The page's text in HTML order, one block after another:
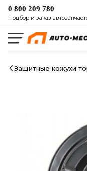
0 800 209 780
Подбор и заказ
Защитные кожухи